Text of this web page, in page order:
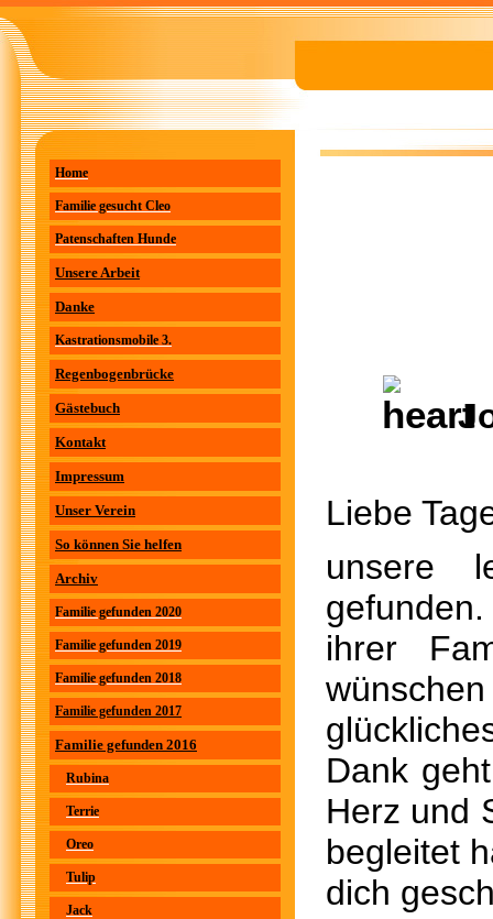
Home
Familie gesucht Cleo
Patenschaften Hunde
Unsere Arbeit
Danke
Kastrationsmobile 3.
Regenbogenbrücke
Gästebuch
Kontakt
Impressum
Unser Verein
So können Sie helfen
Archiv
Familie gefunden 2020
Familie gefunden 2019
Familie gefunden 2018
Familie gefunden 2017
Familie gefunden 2016
Rubina
Terrie
Oreo
Tulip
Jack
Liebe
unsere
ihrer
Dank
Herz und
begleitet
dich